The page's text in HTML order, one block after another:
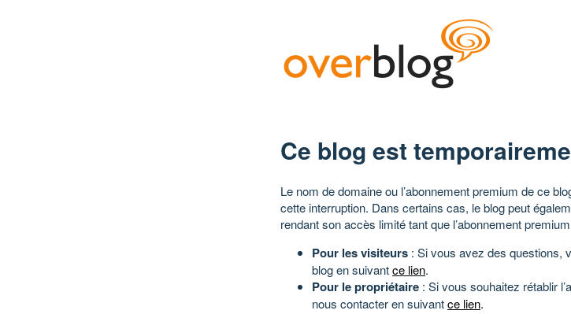
Ce blog est
Le nom de domaine ou l’abonnement premium de ce
cette interruption. Dans certains cas, le blog peut
rendant son accès limité tant que l’abonnement
Pour les visiteurs : Si vous avez des questions,
blog en suivantce lien.
Pour le propriétaire : Si vous souhaitez rétablir
nous contacter en suivantce lien.